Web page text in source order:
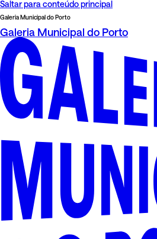
Saltar para conteúdo principal
Galeria Municipal do Porto
Galeria Municipal do Porto